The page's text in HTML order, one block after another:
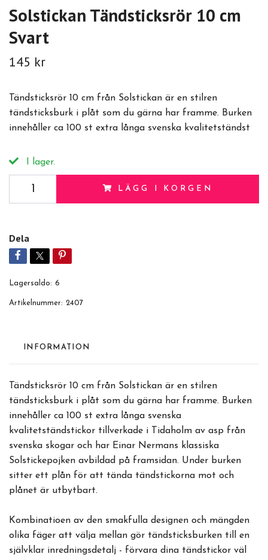
Solstickan Tändsticksrör 10 cm
Svart
145 kr
Tändsticksrör 10 cm från Solstickan är en stilren
tändsticksburk i plåt som du gärna har framme. Burken
innehåller ca 100 st extra långa svenska kvalitetständst
I lager.
LÄGG I KORGEN
Dela
Lagersaldo: 6
Artikelnummer: 2407
INFORMATION
Tändsticksrör 10 cm från Solstickan är en stilren
tändsticksburk i plåt som du gärna har framme. Burken
innehåller ca 100 st extra långa svenska
kvalitetständstickor tillverkade i Tidaholm av asp från
svenska skogar och har Einar Nermans klassiska
Solstickepojken avbildad på framsidan. Under burken
sitter ett plån för att tända tändstickorna mot och
plånet är utbytbart.
Kombinatioen av den smakfulla designen och mängden
olika fäger att välja mellan gör tändsticksburken till en
självklar inredningsdetalj - förvara dina tändstickor väl